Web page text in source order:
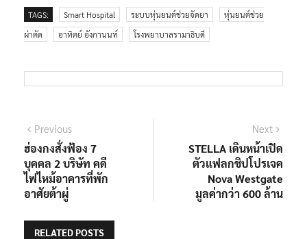
TAGS: Smart Hospital ระบบหุ่นยนต์ช่วยจัดยา
หุ่นยนต์ช่วย
ผ่าตัด
อาทิตย์ อังกานนท์ โรงพยาบาลรามาธิบดี
แนะแนว
เรื่อง
PreviousPrevious
post:
ฮ่องกงสั่งฟ้อง 7
บุคคล 2 บริษัท คดี
ไฟไหม้อาคารที่พัก
อาศัยต้าผู่
Next
STELLA เดินหน้าเปิด
ตัวแฟลกชิปโปรเจค
Nova Westgate
มูลค่ากว่า 600 ล้าน
RELATED POSTS